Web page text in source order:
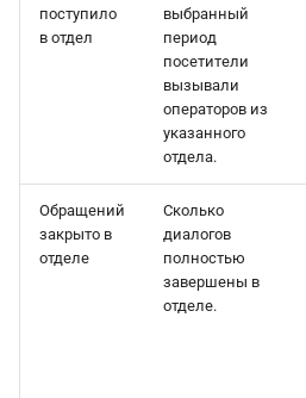
поступило
в отдел
выбранный
период
посетители
вызывали
операторов из
указанного
отдела.
Обращений
закрыто в
отделе
Сколько
диалогов
полностью
завершены в
отделе.